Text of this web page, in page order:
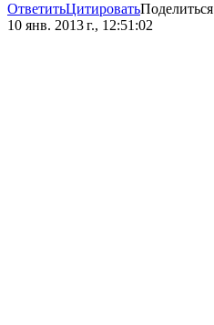
ОтветитьЦитироватьПоделиться
10 янв. 2013 г., 12:51:02